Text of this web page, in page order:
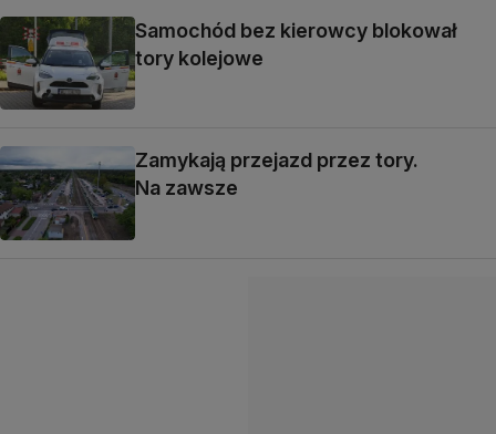
Samochód bez kierowcy blokował
tory kolejowe
Zamykają przejazd przez tory.
Na zawsze